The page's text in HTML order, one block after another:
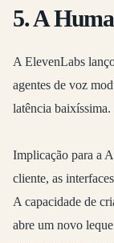
5. A
A ElevenLabs
agentes de voz
latência baixíssima.
Implicação para a
cliente, as
A capacidade de
abre um novo